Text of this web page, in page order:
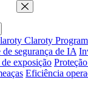
Fechar menu
Claroty
de segurança de IA
exposição
Eficiência